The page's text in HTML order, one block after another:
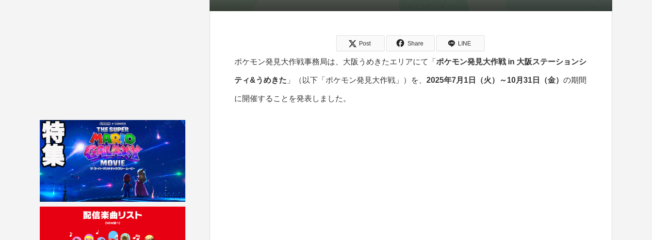
Post Share LINE
ポケモン発見大作戦事務局は、大阪うめきたエリアにて「 ポケモン発見大作戦 in 大阪ステーションシ
ティ&うめきた 」（以下「ポケモン発見大作戦」）を、 2025年7月1日（火）～10月31日（金） の期間
に開催することを発表しました。